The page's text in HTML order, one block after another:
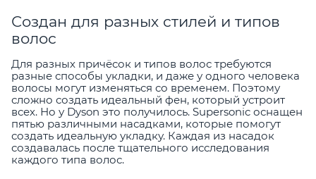
Создан для разных стилей и типов
волос
Для разных причёсок и типов волос требуются
разные способы укладки, и даже у одного человека
волосы могут изменяться со временем. Поэтому
сложно создать идеальный фен, который устроит
всех. Но у Dyson это получилось. Supersonic оснащен
пятью различными насадками, которые помогут
создать идеальную укладку. Каждая из насадок
создавалась после тщательного исследования
каждого типа волос.